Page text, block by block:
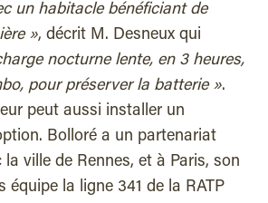
un habitacle bénéficiant de
», décrit M. Desneux qui
nocturne lente, en 3 heures,
pour préserver la batterie ».
peut aussi installer un
Bolloré a un partenariat
la ville de Rennes, et à Paris, son
équipe la ligne 341 de la RATP